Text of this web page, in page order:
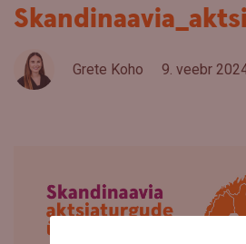
Grete Koho 9. veebr